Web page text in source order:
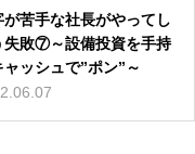
が苦手な社長がやってし
失敗⑦～設備投資を手持
ャッシュで”ポン”～
が苦手な社長がやってし
失敗①～安売りしすぎ～
が苦手な社長がやってし
失敗⑥～粗利益率を意識
ぎる～